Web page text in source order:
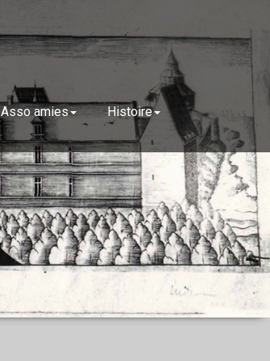
Asso amies Histoire